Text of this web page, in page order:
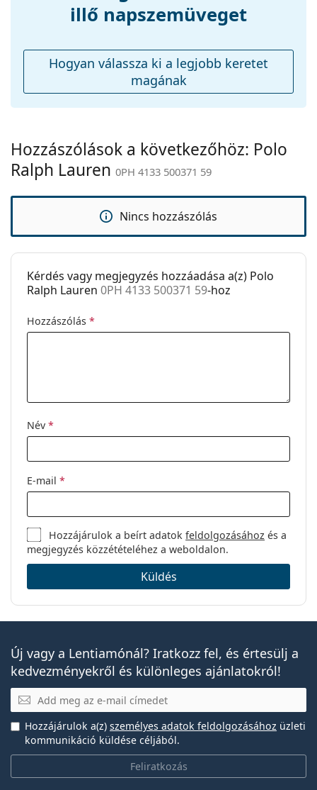
Igen
Tisztítókendő:
Igen
Nem:
Férfi
Márka:
Polo Ralph Lauren
Használat:
Divat
Kód:
0PH 4133 500371 59
illő napszemüveget
Hogyan válassza ki a legjobb keretet
magának
Hozzászólások a következőhöz: Polo
Ralph Lauren 0PH 4133 500371 59
Nincs hozzászólás
Kérdés vagy megjegyzés hozzáadása a(z) Polo
Ralph Lauren 0PH 4133 500371 59-hoz
Hozzászólás *
Név *
E-mail *
Hozzájárulok a beírt adatokfeldolgozásához és a
megjegyzés közzétételéhez a weboldalon.
Küldés
Új vagy a Lentiamónál? Iratkozz fel, és értesülj a
kedvezményekről és különleges ajánlatokról!
E-mail
Feliratkozás
Hozzájárulok a(z) személyes adatok feldolgozásához üzleti
kommunikáció küldése céljából.